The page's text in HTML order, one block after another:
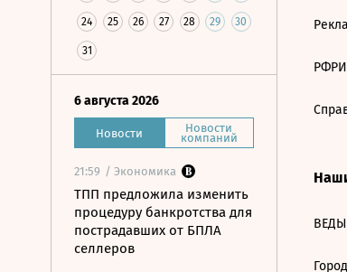
24 25 26 27 28 29 30
31
6 августа 2026
Новости Новости
компаний
21:59 / Экономика
ТПП предложила изменить
процедуру банкротства для
пострадавших от БПЛА
селлеров
ВЕДЫ
Город